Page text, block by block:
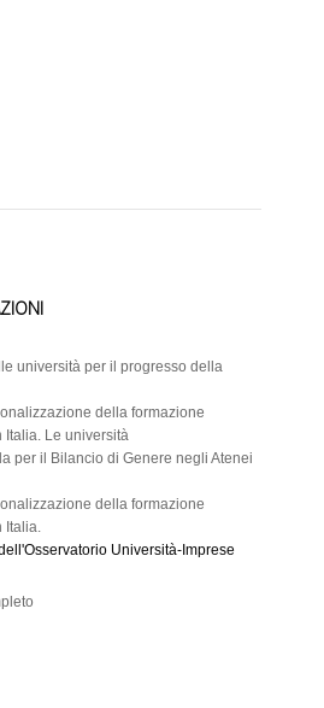
università per il progresso della
della formazione
Italia. Le università
per il Bilancio di Genere negli Atenei
della formazione
Italia.
Università-Imprese